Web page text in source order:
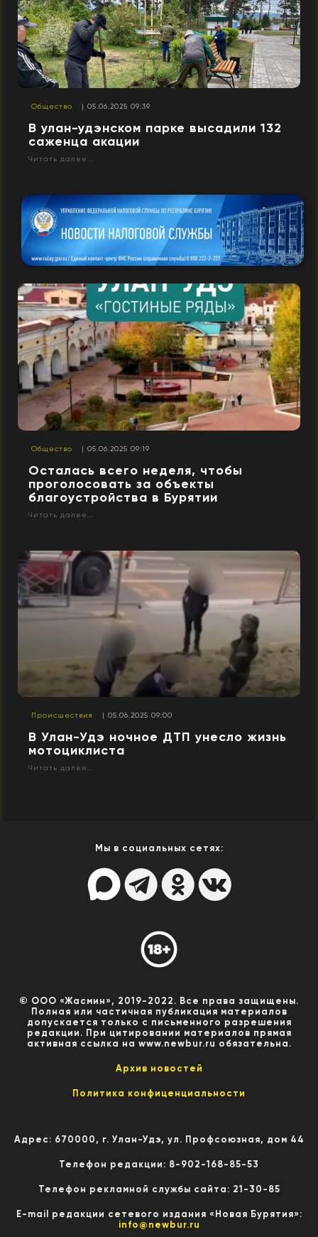
Общество | 05.06.2025 09:39
В улан-удэнском парке высадили 132
саженца акации
Читать далее...
Общество | 05.06.2025 09:19
Осталась всего неделя, чтобы
проголосовать за объекты
благоустройства в Бурятии
Читать далее...
Происшествия | 05.06.2025 09:00
В Улан-Удэ ночное ДТП унесло жизнь
мотоциклиста
Читать далее...
Мы в социальных сетях:
© ООО «Жасмин», 2019-2022. Все права защищены.
Полная или частичная публикация материалов
допускается только с письменного разрешения
редакции. При цитировании материалов прямая
активная ссылка на www.newbur.ru обязательна.
Архив новостей
Политика конфиценциальности
Адрес: 670000, г. Улан-Удэ, ул. Профсоюзная, дом 44
Телефон редакции: 8-902-168-85-53
Телефон рекламной службы сайта: 21-30-85
E-mail редакции сетевого издания «Новая Бурятия»:
info@newbur.ru